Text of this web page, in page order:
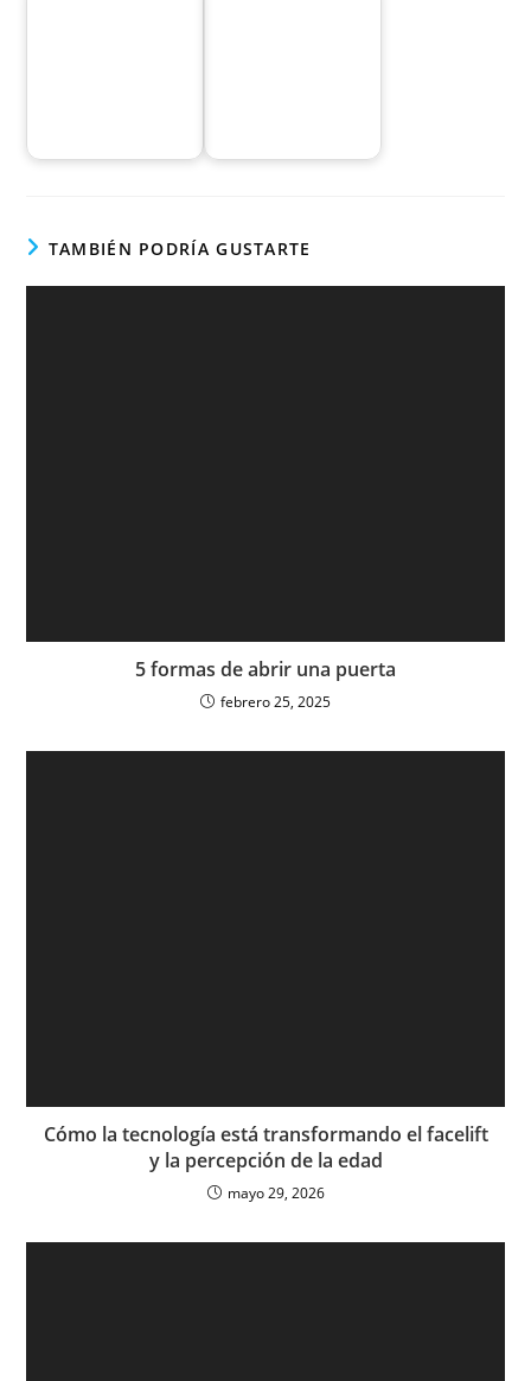
TAMBIÉN PODRÍA GUSTARTE
5 formas de abrir una puerta
febrero 25, 2025
Cómo la tecnología está transformando el facelift
y la percepción de la edad
mayo 29, 2026